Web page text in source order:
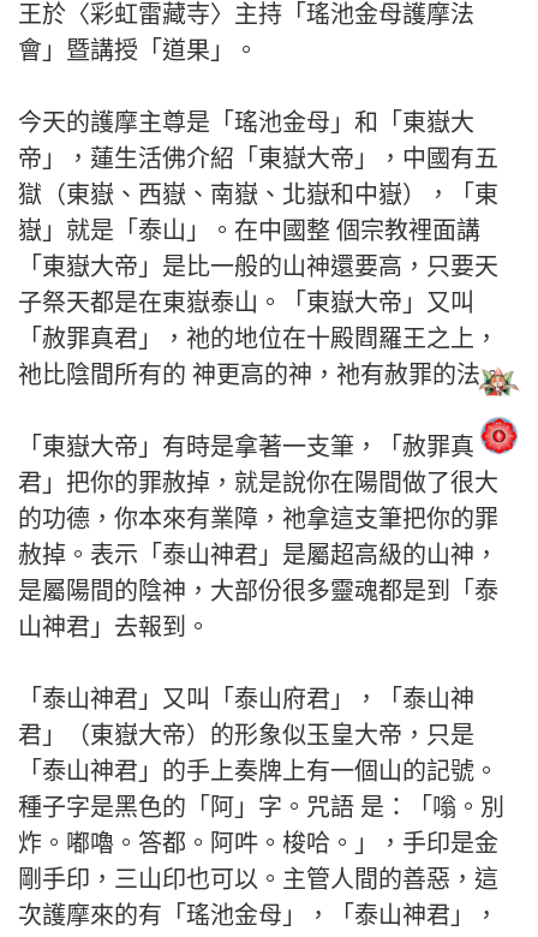
王於〈彩虹雷藏寺〉主持「瑤池金母護摩法
會」暨講授「道果」。
今天的護摩主尊是「瑤池金母」和「東嶽大
帝」，蓮生活佛介紹「東嶽大帝」，中國有五
獄（東嶽、西嶽、南嶽、北嶽和中嶽），「東
嶽」就是「泰山」。在中國整 個宗教裡面講
「東嶽大帝」是比一般的山神還要高，只要天
子祭天都是在東嶽泰山。「東嶽大帝」又叫
「赦罪真君」，祂的地位在十殿閰羅王之上，
祂比陰間所有的 神更高的神，祂有赦罪的法。
「東嶽大帝」有時是拿著一支筆，「赦罪真
君」把你的罪赦掉，就是說你在陽間做了很大
的功德，你本來有業障，祂拿這支筆把你的罪
赦掉。表示「泰山神君」是屬超高級的山神，
是屬陽間的陰神，大部份很多靈魂都是到「泰
山神君」去報到。
「泰山神君」又叫「泰山府君」，「泰山神
君」（東嶽大帝）的形象似玉皇大帝，只是
「泰山神君」的手上奏牌上有一個山的記號。
種子字是黑色的「阿」字。咒語 是：「嗡。別
炸。嘟嚕。答都。阿吽。梭哈。」，手印是金
剛手印，三山印也可以。主管人間的善惡，這
次護摩來的有「瑤池金母」，「泰山神君」，